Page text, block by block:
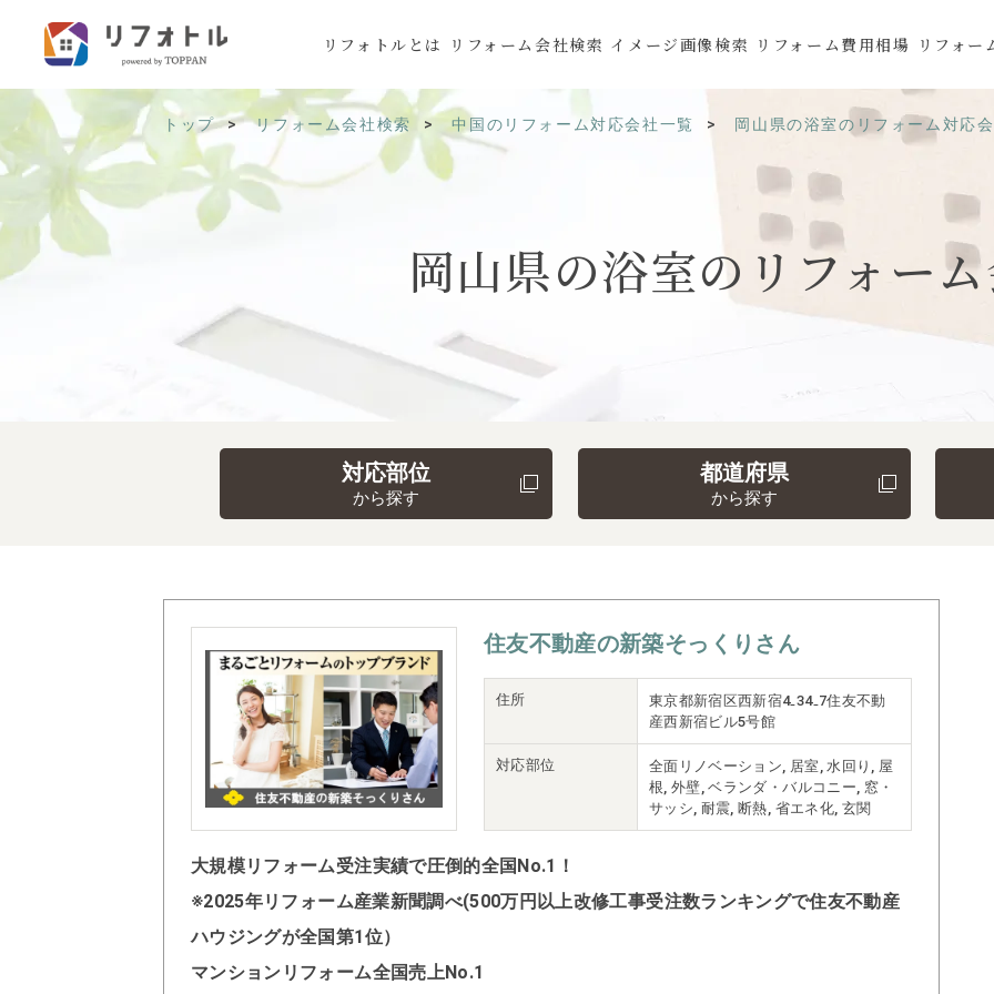
リフォトルとは リフォーム会社検索 イメージ画像検索 リフォーム費用相場 リフォー
トップ リフォーム会社検索 中国のリフォーム対応会社一覧 岡山県の浴室のリフォーム対応
岡山県の浴室の リフォー
対応部位
から探す
都道府県
から探す
住友不動産の新築そっくりさん
住所
東京都新宿区西新宿4₋34₋7住友不動
産西新宿ビル5号館
対応部位
全面リノベーション, 居室, 水回り, 屋
根, 外壁, ベランダ・バルコニー, 窓・
サッシ, 耐震, 断熱, 省エネ化, 玄関
大規模リフォーム受注実績で圧倒的全国No.1！
※2025年リフォーム産業新聞調べ(500万円以上改修工事受注数ランキングで住友不動産
ハウジングが全国第1位）
マンションリフォーム全国売上No.1